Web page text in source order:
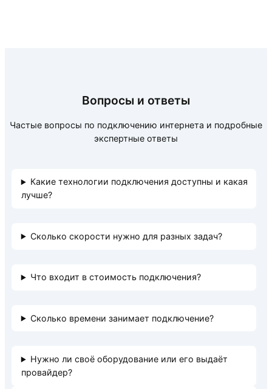
Вопросы и ответы
Частые вопросы по подключению интернета и подробные
экспертные ответы
Какие технологии подключения доступны и какая
лучше?
Сколько скорости нужно для разных задач?
Что входит в стоимость подключения?
Сколько времени занимает подключение?
Нужно ли своё оборудование или его выдаёт
провайдер?